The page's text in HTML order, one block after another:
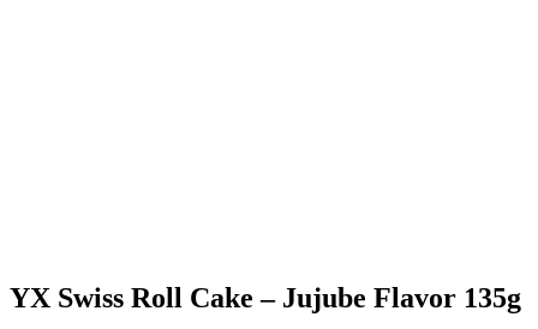
YX Swiss Roll Cake – Jujube Flavor 135g